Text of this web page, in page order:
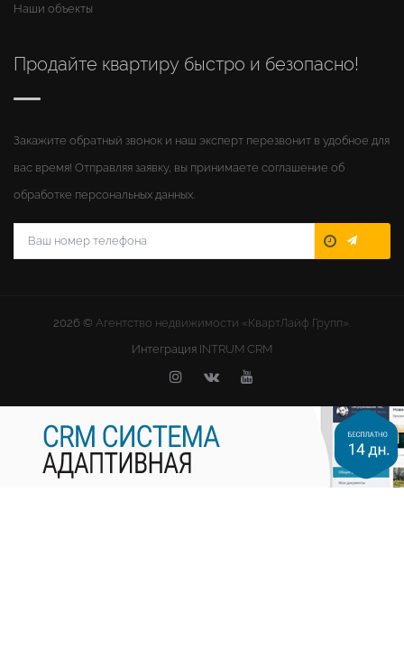
Наши объекты
Продайте квартиру быстро и безопасно!
Закажите обратный звонок и наш эксперт перезвонит в удобное для
вас время! Отправляя заявку, вы принимаете соглашение об
обработке персональных данных.
2026 © Агентство недвижимости «КвартЛайф Групп».
Интеграция INTRUM CRM